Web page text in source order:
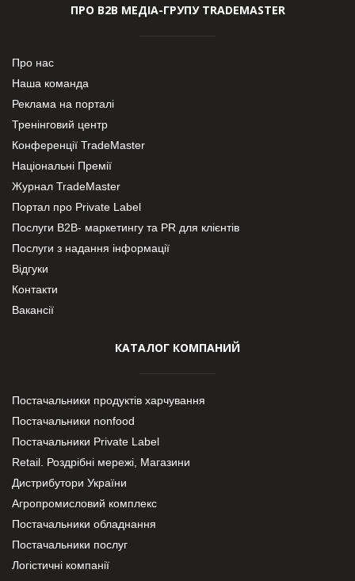
ПРО В2В МЕДІА-ГРУПУ TRADEMASTER
Про нас
Наша команда
Реклама на порталі
Тренінговий центр
Конференції TradeMaster
Національні Премії
Журнал TradeMaster
Портал про Private Label
Послуги В2В- маркетингу та PR для клієнтів
Послуги з надання інформації
Відгуки
Контакти
Вакансії
КАТАЛОГ КОМПАНИЙ
Постачальники продуктів харчування
Постачальники nonfood
Постачальники Private Label
Retail. Роздрібні мережі, Магазини
Дистрибутори України
Агропромисловий комплекс
Постачальники обладнання
Постачальники послуг
Логістичні компанії